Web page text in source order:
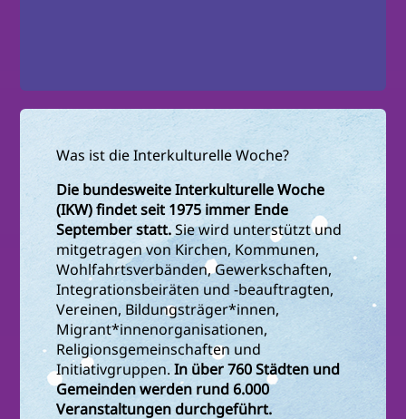
Was ist die Interkulturelle Woche?
Die bundesweite Interkulturelle Woche
(IKW) findet seit 1975 immer Ende
September statt.Sie wird unterstützt und
mitgetragen von Kirchen, Kommunen,
Wohlfahrtsverbänden, Gewerkschaften,
Integrationsbeiräten und -beauftragten,
Vereinen, Bildungsträger*innen,
Migrant*innenorganisationen,
Religionsgemeinschaften und
Initiativgruppen.In über 760 Städten und
Gemeinden werden rund 6.000
Veranstaltungen durchgeführt.